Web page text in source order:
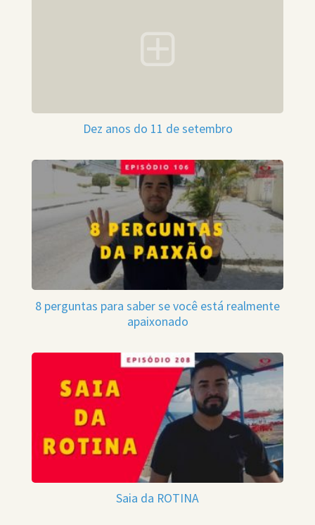
Dez anos do 11 de setembro
8 perguntas para saber se você está realmente
apaixonado
Saia da ROTINA